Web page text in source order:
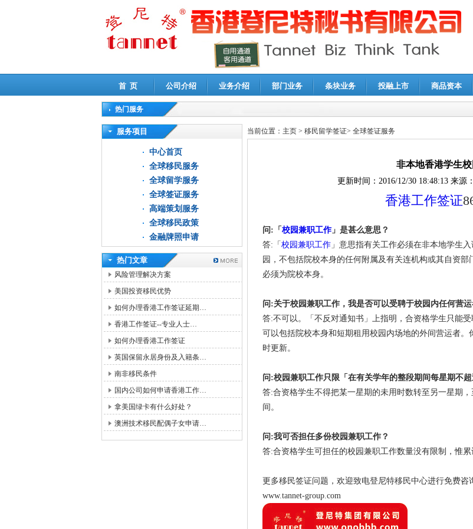
首 页 公司介绍 业务介绍 部门业务 条块业务 投融上市 商品资本
热门服务
高新技术企业认定审计|企业所得税汇算清缴申报鉴证
服务项目
中心首页
全球移民服务
全球留学服务
全球签证服务
高端策划服务
全球移民政策
金融牌照申请
热门文章
风险管理解决方案
美国投资移民优势
如何办理香港工作签证延期…
香港工作签证--专业人士…
如何办理香港工作签证
英国保留永居身份及入籍条…
南非移民条件
国内公司如何申请香港工作…
拿美国绿卡有什么好处？
澳洲技术移民配偶子女申请…
当前位置： 主页 > 移民留学签证> 全球签证服务
非本地香港学生
更新时间： 2016/12/30 18:48:13 来源：
香港工作签证
问:「 校园兼职工作」是甚么意思？
答:「 校园兼职工作 」意思指有关工作必须在非本地学生
园，不包括院校本身的任何附属及有关连机构或其自资
必须为院校本身。
问:关于校园兼职工作，我是否可以受聘于校园内任何营运
答:不可以。「不反对通知书」上指明，合资格学生只能
可以包括院校本身和短期租用校园内场地的外间营运者
时更新。
问:校园兼职工作只限「在有关学年的整段期间每星期不
答:合资格学生不得把某一星期的未用时数转至另一星期
间。
问:我可否担任多份校园兼职工作？
答:合资格学生可担任的校园兼职工作数量没有限制，惟累
更多移民签证问题，欢迎致电登尼特移民中心进行免费咨
www.tannet-group.com